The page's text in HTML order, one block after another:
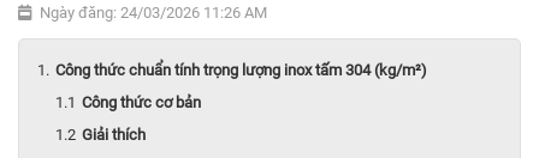
Ngày đăng: 24/03/2026 11:26 AM
Công thức chuẩn tính trọng lượng inox tấm 304 (kg/m²)
Công thức cơ bản
Giải thích